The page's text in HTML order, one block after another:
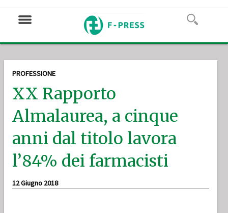
PROFESSIONE
XX Rapporto
Almalaurea, a cinque
anni dal titolo lavora
l’84% dei farmacisti
12 Giugno 2018